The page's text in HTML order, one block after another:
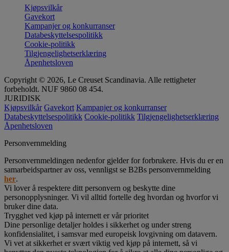
Kjøpsvilkår
Gavekort
Kampanjer og konkurranser
Databeskyttelsespolitikk
Cookie-politikk
Tilgjengelighetserklæring
Åpenhetsloven
Copyright © 2026, Le Creuset Scandinavia. Alle rettigheter
forbeholdt. NUF 9860 08 454.
JURIDISK
Kjøpsvilkår Gavekort Kampanjer og konkurranser
Databeskyttelsespolitikk Cookie-politikk Tilgjengelighetserklæring
Åpenhetsloven
Personvernmelding
Personvernmeldingen nedenfor gjelder for forbrukere. Hvis du er en
samarbeidspartner av oss, vennligst se B2Bs personvernmelding
her.
Vi lover å respektere ditt personvern og beskytte dine
personopplysninger. Vi vil alltid fortelle deg hvordan og hvorfor vi
bruker dine data.
Trygghet ved kjøp på internett er vår prioritet
Dine personlige detaljer holdes i sikkerhet og under streng
konfidensialitet, i samsvar med europeisk lovgivning om datavern.
Vi vet at sikkerhet er svært viktig ved kjøp på internett, så vi